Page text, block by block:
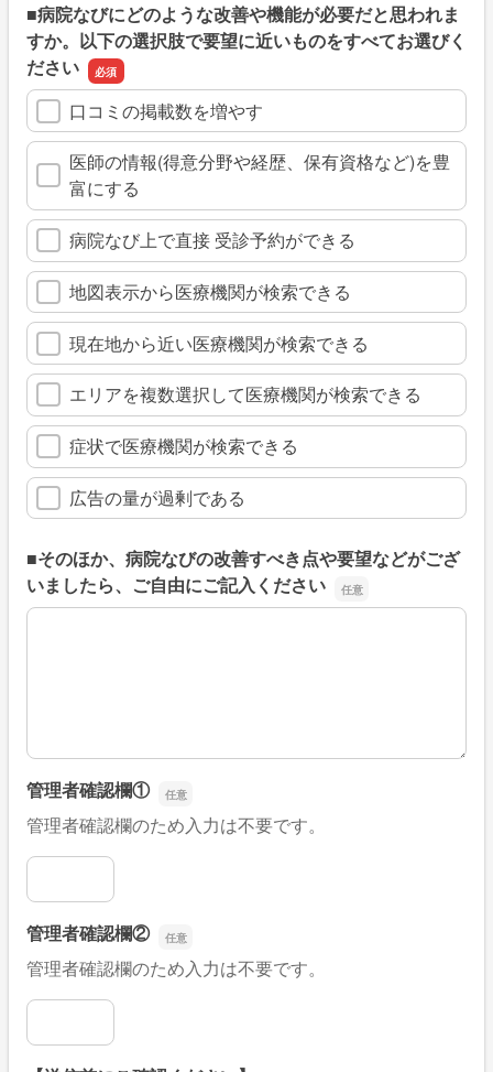
■病院なびにどのような改善や機能が必要だと思われま
すか。以下の選択肢で要望に近いものをすべてお選びく
ださい
口コミの掲載数を増やす
医師の情報(得意分野や経歴、保有資格など)を豊
富にする
病院なび上で直接 受診予約ができる
地図表示から医療機関が検索できる
現在地から近い医療機関が検索できる
エリアを複数選択して医療機関が検索できる
症状で医療機関が検索できる
広告の量が過剰である
■そのほか、病院なびの改善すべき点や要望などがござ
いましたら、ご自由にご記入ください
■そのほか、病院なびの改善すべき点や要望などがござい
管理者確認欄①
管理者確認欄のため入力は不要です。
管理者確認欄①
管理者確認欄②
管理者確認欄のため入力は不要です。
管理者確認欄②